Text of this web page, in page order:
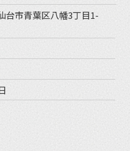
市青葉区八幡3丁目1-